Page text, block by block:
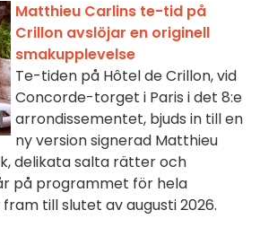
Matthieu Carlins te-tid på
Crillon avslöjar en originell
smakupplevelse
Te-tiden på Hôtel de Crillon, vid
Concorde-torget i Paris i det 8:e
arrondissementet, bjuds in till en
ny version signerad Matthieu
delikata salta rätter och
på programmet för hela
till slutet av augusti 2026.